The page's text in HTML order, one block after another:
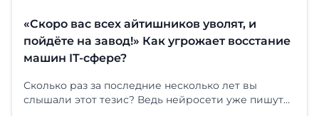
«Скоро вас всех айтишников уволят, и
пойдёте на завод!» Как угрожает восстание
машин IT-сфере?
Сколько раз за последние несколько лет вы
слышали этот тезис? Ведь нейросети уже пишут